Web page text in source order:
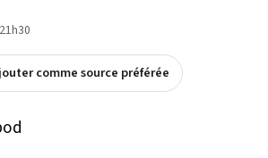
comme source préférée